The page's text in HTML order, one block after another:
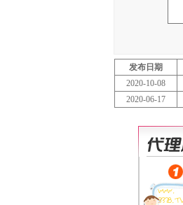
发布日期
2020-10-08
2020-06-17